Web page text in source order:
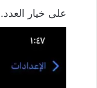
على خيار العدد.